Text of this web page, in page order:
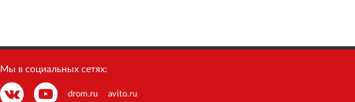
Мы в социальных сетях:
drom.ru avito.ru